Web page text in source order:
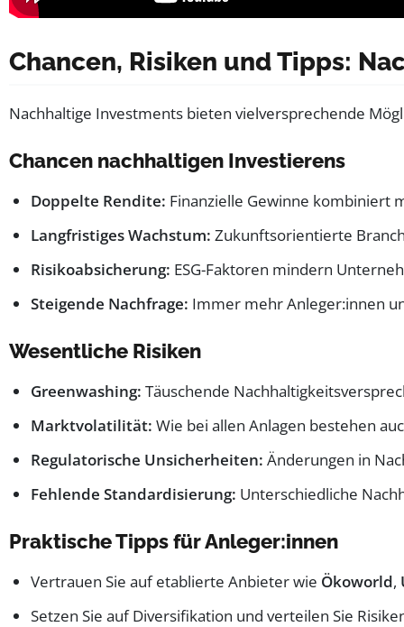
Chancen, Risiken und Tipps:
Nachhaltige Investments bieten vielversprechende
Chancen nachhaltigen Investierens
Doppelte Rendite: Finanzielle Gewinne kombiniert
Langfristiges Wachstum: Zukunftsorientierte
Risikoabsicherung: ESG-Faktoren mindern
Steigende Nachfrage: Immer mehr Anleger:innen
Wesentliche Risiken
Greenwashing: Täuschende
Marktvolatilität: Wie bei allen Anlagen bestehen
Regulatorische Unsicherheiten: Änderungen in
Fehlende Standardisierung: Unterschiedliche
Praktische Tipps für Anleger:innen
Vertrauen Sie auf etablierte Anbieter wie Ökoworld,
Setzen Sie auf Diversifikation und verteilen Sie